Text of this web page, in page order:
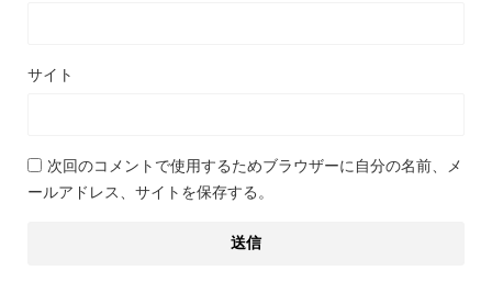
サイト
次回のコメントで使用するためブラウザーに自分の名前、メ
ールアドレス、サイトを保存する。